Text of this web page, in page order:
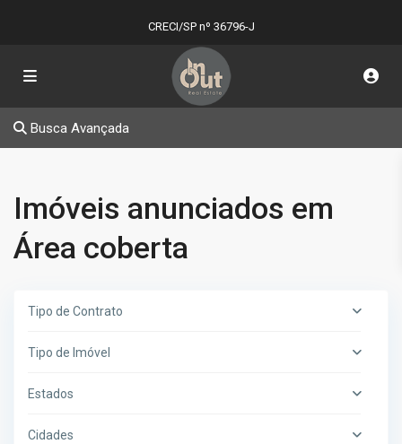
CRECI/SP nº 36796-J
Busca Avançada
Imóveis anunciados em
Área coberta
Tipo de Contrato
Tipo de Imóvel
Estados
Cidades